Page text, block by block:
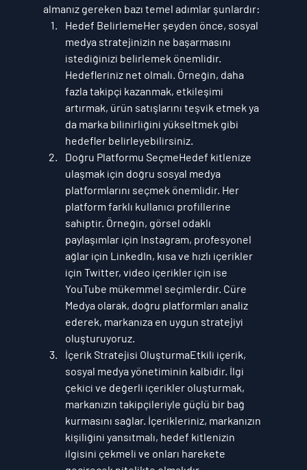
almanız gereken bazı temel adımlar şunlardır:
Hedef BelirlemeHer şeyden önce, sosyal
medya stratejinizin ne başarmasını
istediğinizi belirlemek önemlidir.
Hedefleriniz net olmalı. Örneğin, daha
fazla takipçi kazanmak, etkileşimi
artırmak, ürün satışlarını teşvik etmek ya
da marka bilinirliğini yükseltmek gibi
hedefler belirleyebilirsiniz.
Doğru Platformu SeçmeHedef kitlenize
ulaşmak için doğru sosyal medya
platformlarını seçmek önemlidir. Her
platform farklı kullanıcı profillerine
sahiptir. Örneğin, görsel odaklı
paylaşımlar için Instagram, profesyonel
ağlar için LinkedIn, kısa ve hızlı içerikler
için Twitter, video içerikler için ise
YouTube mükemmel seçimlerdir. Cüre
Medya olarak, doğru platformları analiz
ederek, markanıza en uygun stratejiyi
oluşturuyoruz.
İçerik Stratejisi OluşturmaEtkili içerik,
sosyal medya yönetiminin kalbidir. İlgi
çekici ve değerli içerikler oluşturmak,
markanızın takipçileriyle güçlü bir bağ
kurmasını sağlar. İçerikleriniz, markanızın
kişiliğini yansıtmalı, hedef kitlenizin
ilgisini çekmeli ve onları harekete